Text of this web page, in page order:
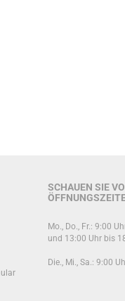
SCHAUEN SIE
Mo., Do., Fr.: 9:00
und 13:00 Uhr bis
Die., Mi., Sa.: 9:00